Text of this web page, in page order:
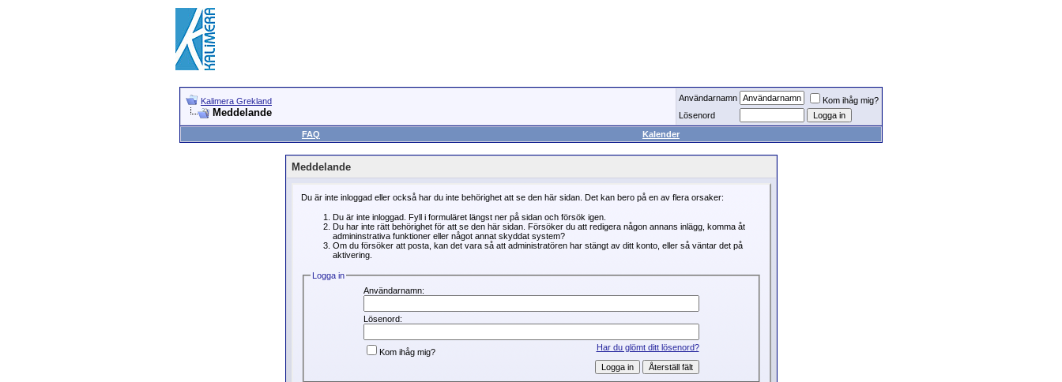
Kalimera Grekland
Meddelande
Användarnamn
Kom ihåg mig?
Lösenord
FAQ
Kalender
Meddelande
Du är inte inloggad eller också har du inte behörighet att se den här sidan. Det kan bero på en av flera orsaker:
Du är inte inloggad. Fyll i formuläret längst ner på sidan och försök igen.
Du har inte rätt behörighet för att se den här sidan. Försöker du att redigera någon annans inlägg, komma åt
admininstrativa funktioner eller något annat skyddat system?
Om du försöker att posta, kan det vara så att administratören har stängt av ditt konto, eller så väntar det på
aktivering.
Logga in
Användarnamn:
Lösenord:
Har du glömt ditt lösenord?
Kom ihåg mig?